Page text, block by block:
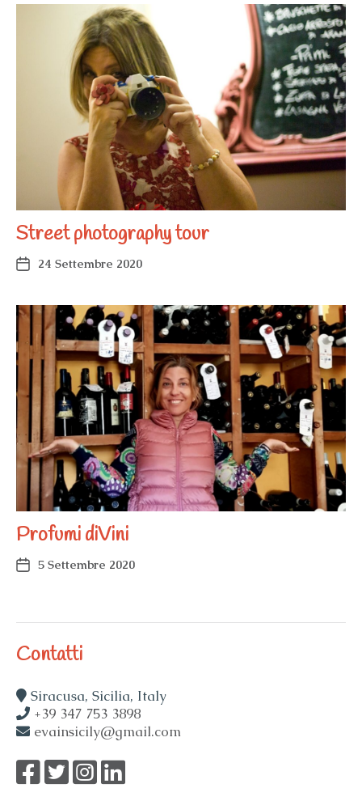
Street photography tour
24 Settembre 2020
Profumi diVini
5 Settembre 2020
Contatti
Siracusa, Sicilia, Italy
+39 347 753 3898
evainsicily@gmail.com